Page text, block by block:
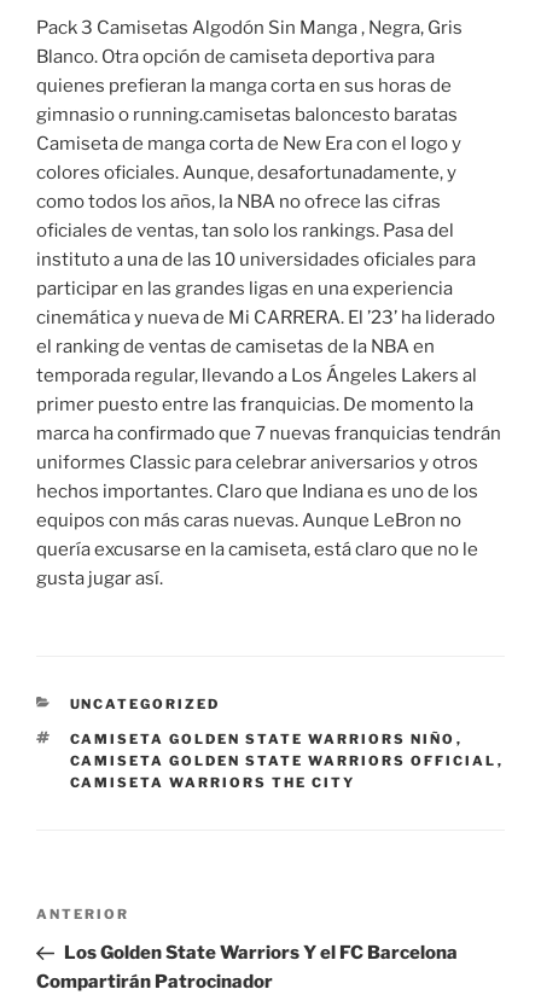
Pack 3 Camisetas Algodón Sin Manga , Negra, Gris
Blanco. Otra opción de camiseta deportiva para
quienes prefieran la manga corta en sus horas de
gimnasio o running.camisetas baloncesto baratas
Camiseta de manga corta de New Era con el logo y
colores oficiales. Aunque, desafortunadamente, y
como todos los años, la NBA no ofrece las cifras
oficiales de ventas, tan solo los rankings. Pasa del
instituto a una de las 10 universidades oficiales para
participar en las grandes ligas en una experiencia
cinemática y nueva de Mi CARRERA. El ’23’ ha liderado
el ranking de ventas de camisetas de la NBA en
temporada regular, llevando a Los Ángeles Lakers al
primer puesto entre las franquicias. De momento la
marca ha confirmado que 7 nuevas franquicias tendrán
uniformes Classic para celebrar aniversarios y otros
hechos importantes. Claro que Indiana es uno de los
equipos con más caras nuevas. Aunque LeBron no
quería excusarse en la camiseta, está claro que no le
gusta jugar así.
CATEGORÍAS
UNCATEGORIZED
ETIQUETAS
CAMISETA GOLDEN STATE WARRIORS NIÑO ,
CAMISETA GOLDEN STATE WARRIORS OFFICIAL ,
CAMISETA WARRIORS THE CITY
Navegación
entradas
Entrada
anterior:
ANTERIOR
Los Golden State Warriors Y el FC Barcelona
Compartirán Patrocinador